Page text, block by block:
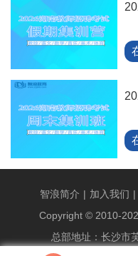
智浪简介 | 加入我们 |
Copyright © 2010-
总部地址：长沙市